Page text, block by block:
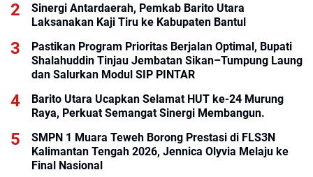
Sinergi Antardaerah, Pemkab Barito Utara
Laksanakan Kaji Tiru ke Kabupaten Bantul
Pastikan Program Prioritas Berjalan Optimal, Bupati
Shalahuddin Tinjau Jembatan Sikan–Tumpung Laung
dan Salurkan Modul SIP PINTAR
Barito Utara Ucapkan Selamat HUT ke-24 Murung
Raya, Perkuat Semangat Sinergi Membangun.
SMPN 1 Muara Teweh Borong Prestasi di FLS3N
Kalimantan Tengah 2026, Jennica Olyvia Melaju ke
Final Nasional